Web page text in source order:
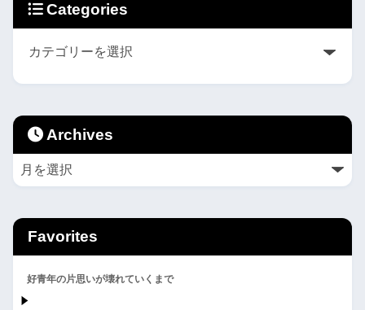
Categories
Archives
Favorites
好青年の片思いが壊れていくまで